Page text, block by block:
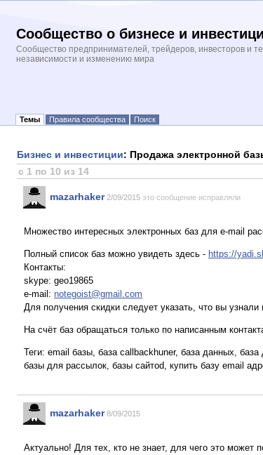
Сообщество о бизнесе и
Сообщество предпринимателей, трейдеров, инвесторов и
независимости и изменению мира
Темы Правила сообщества Поиск
Бизнес и инвестиции: Продажа электронной
с 1 по 10 из 14
mazarhaker 2/09/2015 это сообщение исправляли
Множество интересных электронных баз для e-mail
Полный список баз можно увидеть здесь - https://
Контакты:
skype: geo19865
e-mail: notegoist@gmail.com
Для получения скидки следует указать, что вы
На счёт баз обращаться только по написанным
Теги: email базы, база callbackhuner, база данных,
базы для рассылок, базы сайтоd, купить базу email
mazarhaker 8/09/2015
Актуально! Для тех, кто не знает, для чего это может